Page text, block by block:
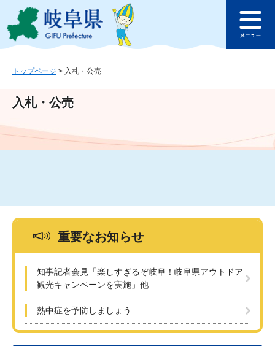
ジ
ュ
文
このページの本文へ
ュ
トップページ > 入札・公売
入札・公売
重要なお知らせ
知事記者会見「楽しすぎるぞ岐阜！岐阜県アウトドア
観光キャンペーンを実施」他
熱中症を予防しましょう